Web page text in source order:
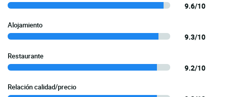
9.6/10
Alojamiento
9.3/10
Restaurante
9.2/10
Relación calidad/precio